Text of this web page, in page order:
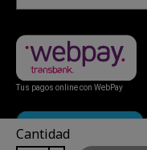
Cantidad
Tus pagos online con WebPay